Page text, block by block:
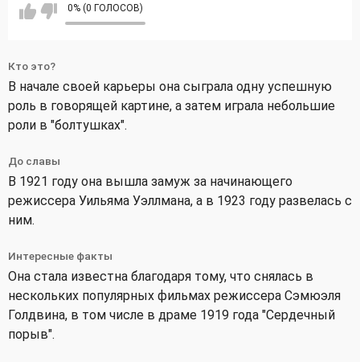
0% (0 ГОЛОСОВ)
Кто это?
В начале своей карьеры она сыграла одну успешную
роль в говорящей картине, а затем играла небольшие
роли в "болтушках".
До славы
В 1921 году она вышла замуж за начинающего
режиссера Уильяма Уэллмана, а в 1923 году развелась с
ним.
Интересные факты
Она стала известна благодаря тому, что снялась в
нескольких популярных фильмах режиссера Сэмюэля
Голдвина, в том числе в драме 1919 года "Сердечный
порыв".